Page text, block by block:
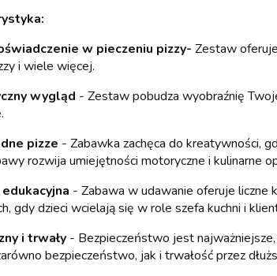
w pieczeniu pizzy- Zestaw
i wiele więcej.
wygląd - Zestaw pobudza wyobraźnię
pizze - Zabawka zachęca do kreatywności,
rozwija umiejętności motoryczne i kulinarne
- Zabawa w udawanie oferuje liczne
gdy dzieci wcielają się w role szefa kuchni i
i trwały - Bezpieczeństwo jest
bezpieczeństwo, jak i trwałość przez